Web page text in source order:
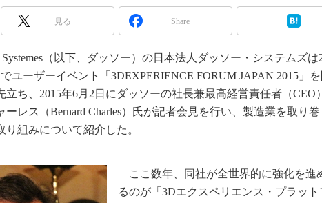
日本ものづくりワールド
産業オープンネット展
無償設計ツール
3Dプリンタ
デジタルツインとCAE
S＆OP
インダストリー4.0
メイドインジャパン
見る Share
（以下、ダッソー）の日本法人ダッソー・システムズは
ユーザーイベント「3DEXPERIENCE FORUM JAPAN 2015」を
立ち、2015年6月2日にダッソーの社長兼最高経営責任者（CEO
ーレス（Bernard Charles）氏が記者会見を行い、製造業を取り巻
組みについて紹介した。
ここ数年、同社が全世界的に強化を進
るのが「3Dエクスペリエンス・プラット